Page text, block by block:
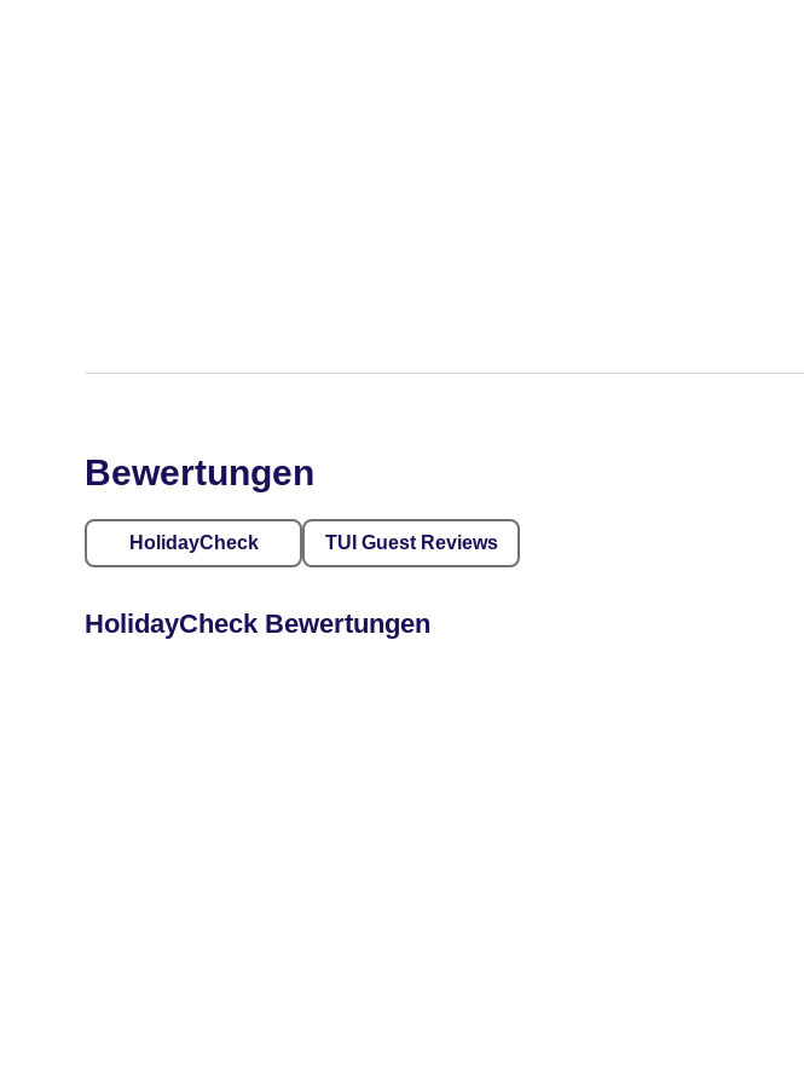
Bewertungen
HolidayCheck TUI Guest Reviews
HolidayCheck Bewertungen